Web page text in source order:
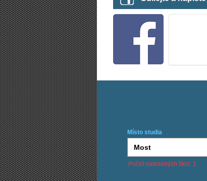
Místo studia
Počet nalezených škol: 1